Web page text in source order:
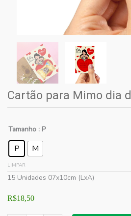
Cartão para Mimo dia
Tamanho : P
P M
LIMPAR
15 Unidades 07x10cm (LxA)
R$18,50